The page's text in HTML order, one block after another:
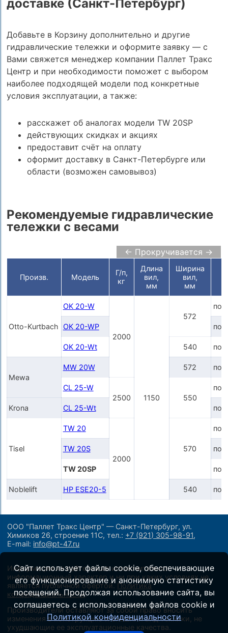
доставке (Санкт-Петербург)
Добавьте в Корзину дополнительно и другие
гидравлические тележки и оформите заявку — с
Вами свяжется менеджер компании Паллет Тракс
Центр и при необходимости поможет с выбором
наиболее подходящей модели под конкретные
условия эксплуатации, а также:
расскажет об аналогах модели TW 20SP
действующих скидках и акциях
предоставит счёт на оплату
оформит доставку в Санкт-Петербурге или
области (возможен самовывоз)
Рекомендуемые гидравлические
тележки с весами
← Прокручивается →
Произв. Модель
Г/п,
кг
Длина
вил,
мм
Ширина
вил,
мм
Otto-Kurtbach
OK 20-W
2000
1150
572
по
OK 20-WP по
OK 20-Wt 540 по
Mewa
MW 20W 572 по
CL 25-W
2500
550
по
Krona CL 25-Wt по
Tisel
TW 20
2000
570
по
TW 20S по
TW 20SP по
Noblelift HP ESE20-5 540 по
ООО "Паллет Тракс Центр" — Санкт-Петербург, ул.
Химиков 26, строение 11С,тел.: +7 (921) 305-98-91,
E-mail: info@pt-47.ru
Информация на сайте носит исключительно
информационный характер и ни при каких условиях не
является публичной офертой. Политика
конфиденциальности.
Производители оставляют за собой право вносить
изменения в конструкцию и внешний вид техники, не
ухудшающие ее эксплуатационные качества.
Сайт использует файлы cookie, обеспечивающие
его функционирование и анонимную статистику
посещений. Продолжая использование сайта, вы
соглашаетесь с использованием файлов cookie и
Политикой конфиденциальности